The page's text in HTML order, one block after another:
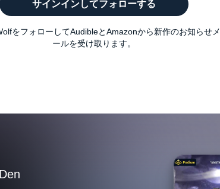
サインインしてフォローする
をフォローしてAudibleとAmazonから新作のお知らせメ
ールを受け取ります。